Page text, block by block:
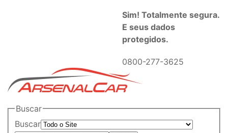
Sim! Totalmente segura.
E seus dados
protegidos.
0800-277-3625
Buscar
Buscar